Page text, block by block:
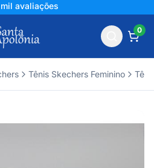
mil avaliações
0
Tênis Skechers Feminino